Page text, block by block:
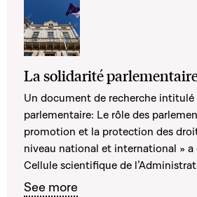
La solidarité
Un document de recherche intitulé
parlementaire: Le rôle des
promotion et la protection des
niveau national et international » a
Cellule scientifique de
See more